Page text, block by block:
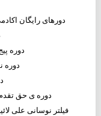
دورهای رایگان
دوره
دوره
دوره ی حق
فیلتر نوسانی علی